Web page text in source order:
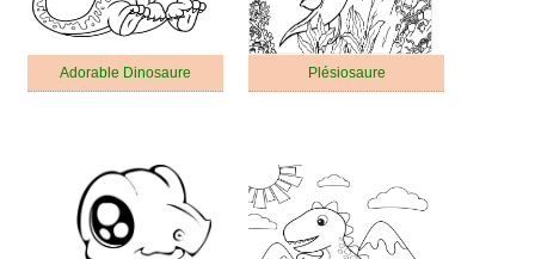
Adorable Dinosaure Plésiosaure